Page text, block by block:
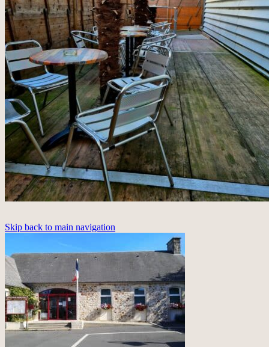
Skip back to main navigation